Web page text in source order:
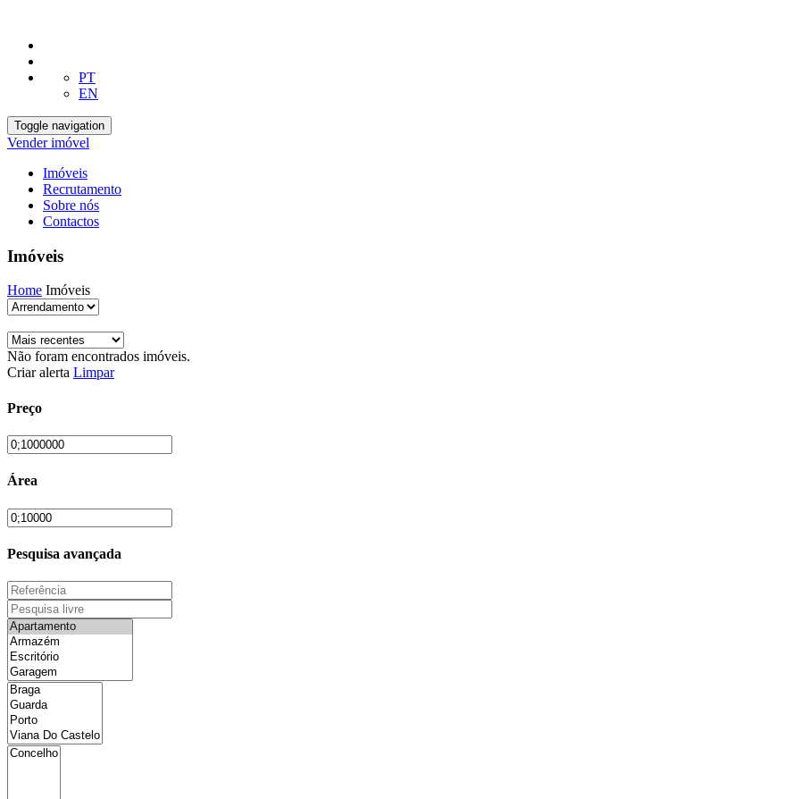
PT
EN
Toggle navigation
Vender imóvel
Imóveis
Recrutamento
Sobre nós
Contactos
Imóveis
Home Imóveis
Não foram encontrados imóveis.
Criar alerta Limpar
Preço
Área
Pesquisa avançada